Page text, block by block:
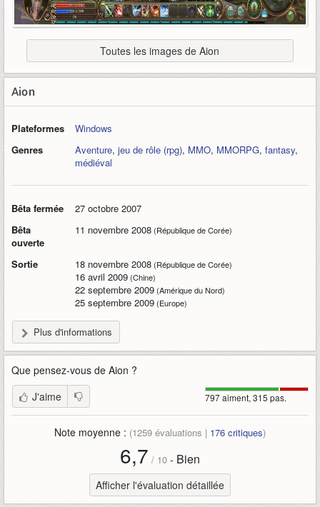
Toutes les images de Aion
Aion
Plateformes
Windows
Genres
Aventure, jeu de rôle (rpg), MMO, MMORPG, fantasy,
médiéval
Bêta fermée
27 octobre 2007
Bêta
ouverte
11 novembre 2008(République de Corée)
Sortie 18 novembre 2008(République de Corée)
16 avril 2009(Chine)
22 septembre 2009(Amérique du Nord)
25 septembre 2009(Europe)
Plus d'informations
Que pensez-vous de Aion ?
797 aiment, 315 pas.
J'aime
Note moyenne : (1259 évaluations | 176 critiques)
6,7 / 10 - Bien
Afficher l'évaluation détaillée